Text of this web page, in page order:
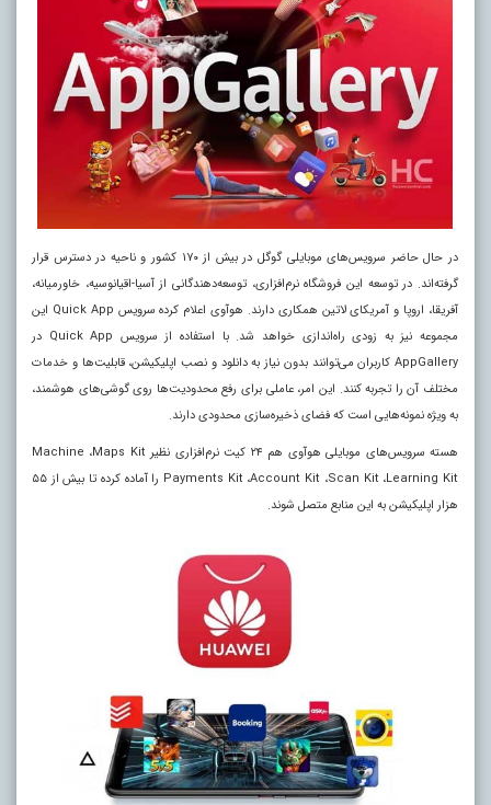
در حال حاضر سرویس‌های موبایلی گوگل در بیش از ۱۷۰ کشور و ناحیه در دسترس قرار
گرفته‌اند. در توسعه این فروشگاه نرم‌افزاری، توسعه‌دهندگانی از آسیا-اقیانوسیه، خاورمیانه،
آفریقا، اروپا و آمریکای لاتین همکاری دارند. هوآوی اعلام کرده سرویس Quick App این
مجموعه نیز به زودی راه‌اندازی خواهد شد. با استفاده از سرویس Quick App در
AppGallery کاربران می‌توانند بدون نیاز به دانلود و نصب اپلیکیشن، قابلیت‌ها و خدمات
مختلف آن را تجربه کنند. این امر، عاملی برای رفع محدودیت‌ها روی گوشی‌های هوشمند،
به ویژه نمونه‌هایی است که فضای ذخیره‌سازی محدودی دارند.
هسته سرویس‌های موبایلی هوآوی هم ۲۴ کیت نرم‌افزاری نظیر
Maps Kit، Machine
Learning Kit، Scan Kit، Account Kit، Payments Kit
را آماده کرده تا بیش از ۵۵
هزار اپلیکیشن به این منابع متصل شوند.